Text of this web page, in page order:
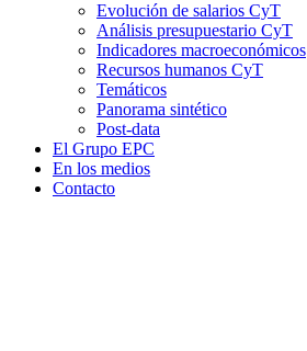
Evolución de salarios CyT
Análisis presupuestario CyT
Indicadores macroeconómicos
Recursos humanos CyT
Temáticos
Panorama sintético
Post-data
El Grupo EPC
En los medios
Contacto